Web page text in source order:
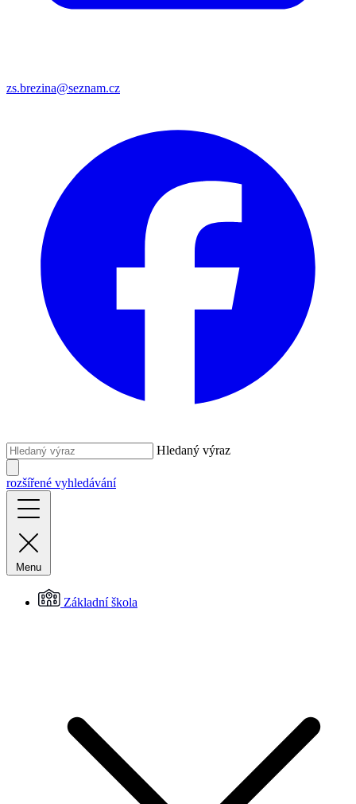
zs.brezina@seznam.cz
Hledaný výraz
rozšířené vyhledávání
Menu
Základní škola